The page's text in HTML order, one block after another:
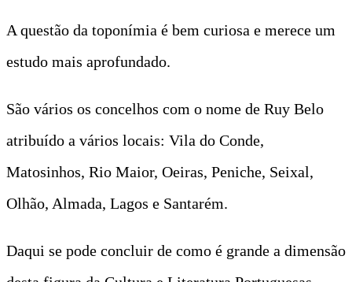
A questão da toponímia é bem curiosa e merece um
estudo mais aprofundado.
São vários os concelhos com o nome de Ruy Belo
atribuído a vários locais: Vila do Conde,
Matosinhos, Rio Maior, Oeiras, Peniche, Seixal,
Olhão, Almada, Lagos e Santarém.
Daqui se pode concluir de como é grande a dimensão